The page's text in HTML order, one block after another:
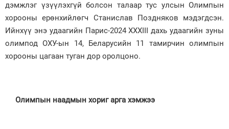
дэмжлэг үзүүлэхгүй болсон талаар тус улсын Олимпын
хорооны ерөнхийлөгч Станислав Поздняков мэдэгдсэн.
Ийнхүү энэ удаагийн Парис-2024 XXXIII дахь удаагийн зуны
олимпод ОХУ-ын 14, Беларусийн 11 тамирчин олимпын
хорооны цагаан туган дор оролцоно.
Олимпын наадмын хориг арга хэмжээ